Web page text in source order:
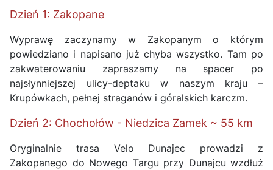
Dzień 1: Zakopane
Wyprawę zaczynamy w Zakopanym o którym
powiedziano i napisano już chyba wszystko. Tam po
zakwaterowaniu zapraszamy na spacer po
najsłynniejszej ulicy-deptaku w naszym kraju –
Krupówkach, pełnej straganów i góralskich karczm.
Dzień 2: Chochołów - Niedzica Zamek ~ 55 km
Oryginalnie trasa Velo Dunajec prowadzi z
Zakopanego do Nowego Targu przy Dunajcu wzdłuż